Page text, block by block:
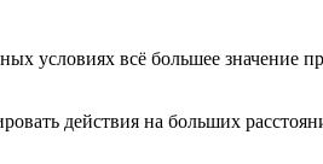
условиях всё большее значение
действия на больших